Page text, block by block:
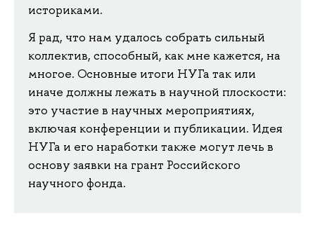
историками.
Я рад, что нам удалось собрать сильный
коллектив, способный, как мне кажется, на
многое. Основные итоги НУГа так или
иначе должны лежать в научной плоскости:
это участие в научных мероприятиях,
включая конференции и публикации. Идея
НУГа и его наработки также могут лечь в
основу заявки на грант Российского
научного фонда.